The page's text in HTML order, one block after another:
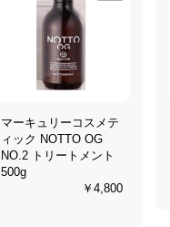
マーキュリーコスメテ
ィック NOTTO OG
NO.2 トリートメント
500g
￥4,800